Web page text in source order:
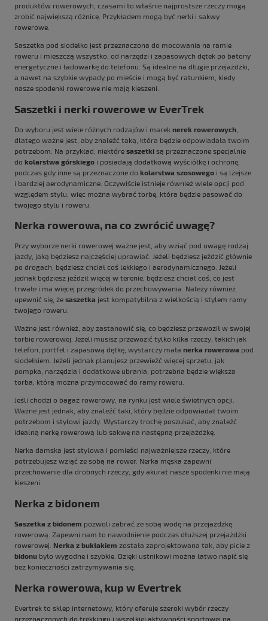
produktów rowerowych, czasami to właśnie najprostsze rzeczy mogą
zrobić największą różnicę. Przykładem mogą być nerki i sakwy
rowerowe.
Saszetka pod siodełko jest przeznaczona do mocowania na ramie
roweru i mieszczą wszystko, od narzędzi i zapasowych dętek po batony
energetyczne i ładowarkę do telefonu. Są idealne na długie przejażdżki,
a nawet na szybkie wypady po mieście i mogą być ratunkiem, kiedy
nasze spodenki rowerowe nie mają kieszeni.
Saszetki i nerki rowerowe w EverTrek
Do wyboru jest wiele różnych rodzajów i marek nerek rowerowych
dlatego ważne jest, aby znaleźć taką, która będzie odpowiadała twoim
potrzebom. Na przykład, niektóre saszetki są przeznaczone specjalnie
do kolarstwa górskiego i posiadają dodatkową wyściółkę i ochronę,
podczas gdy inne są przeznaczone do kolarstwa szosowego i są lżejsze
i bardziej aerodynamiczne. Oczywiście istnieje również wiele opcji pod
względem stylu, więc można wybrać torbę, która będzie pasować do
twojego stylu i roweru.
Nerka rowerowa, na co zwrócić uwagę?
Przy wyborze nerki rowerowej ważne jest, aby wziąć pod uwagę rodzaj
jazdy, jaką będziesz najczęściej uprawiać. Jeżeli będziesz jeździć głównie
po drogach, będziesz chciał coś lekkiego i aerodynamicznego. Jeżeli
jednak będziesz jeździł więcej w terenie, będziesz chciał coś, co jest
trwałe i ma więcej przegródek do przechowywania. Należy również
upewnić się, że saszetka jest kompatybilna z wielkością i stylem ramy
twojego roweru.
Ważne jest również, aby zastanowić się, co będziesz przewoził w swojej
torbie rowerowej. Jeżeli musisz przewozić tylko kilka rzeczy, takich jak
telefon, portfel i zapasową dętkę, wystarczy mała nerka rowerowa pod
siodełkiem. Jeżeli jednak planujesz przewieźć więcej sprzętu, jak
pompka, narzędzia i dodatkowe ubrania, potrzebna będzie większa
torba, którą można przymocować do ramy roweru.
Jeśli chodzi o bagaż rowerowy, na rynku jest wiele świetnych opcji.
Ważne jest jednak, aby znaleźć taki, który będzie odpowiadał twoim
potrzebom i stylowi jazdy. Wystarczy trochę poszukać, aby znaleźć
idealną nerkę rowerową lub sakwę na następną przejażdżkę.
Nerka damska jest stylowa i pomieści najważniejsze rzeczy, które
potrzebujesz wziąć ze sobą na rower. Nerka męska zapewni
przechowanie dla drobnych rzeczy, gdy akurat nasze spodenki nie mają
kieszeni.
Nerka z bidonem
Saszetka z bidonem pozwoli zabrać ze sobą wodę na przejażdżkę
rowerową. Zapewni nam to nawodnienie podczas dłuższej przejażdżki
rowerowej. Nerka z bukłakiem została zaprojektowana tak, aby picie z
bidonu było wygodne i szybkie. Dzięki ustnikowi można łatwo napić się
bez konieczności zatrzymywania się.
Nerka rowerowa, kup w Evertrek
Evertrek to sklep internetowy, który oferuje szeroki wybór rzeczy
przeznaczonych do trekkingu i wszelkiej aktywności sportowej na